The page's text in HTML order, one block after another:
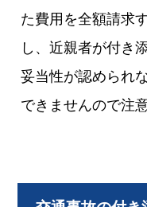
た費用を全額請求
し、近親者が付き
妥当性が認められ
できませんので注